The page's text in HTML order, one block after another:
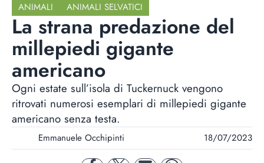
ANIMALI ANIMALI SELVATICI
La strana predazione del
millepiedi gigante
americano
Ogni estate sull’isola di Tuckernuck vengono
ritrovati numerosi esemplari di millepiedi gigante
americano senza testa.
Emmanuele Occhipinti 18/07/2023